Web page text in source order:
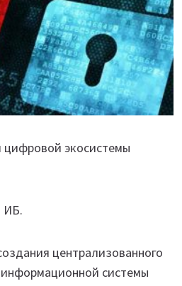
цифровой экосистемы
ИБ.
централизованного
системы